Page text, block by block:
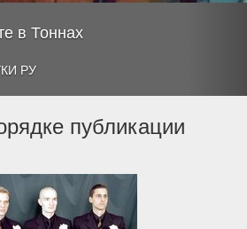
в Тоннах
РУ
публикации